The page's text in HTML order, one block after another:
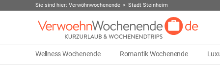
Sie sind hier: Verwöhnwochenende Stadt Steinheim
Wellness Wochenende Romantik Wochenende